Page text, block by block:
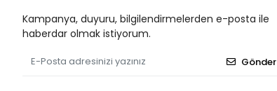
Kampanya, duyuru, bilgilendirmelerden e-posta ile
haberdar olmak istiyorum.
Gönder